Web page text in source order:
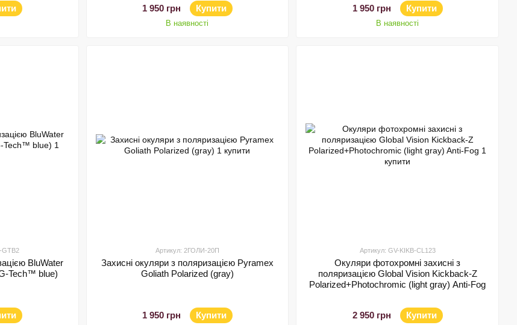
1 950 грн Купити
В наявності
1 950 грн Купити
В наявності
GTB2
BluWater
Tech™ blue)
Артикул: 2ГОЛИ-20П
Захисні окуляри з поляризацією Pyramex
Goliath Polarized (gray)
1 950 грн Купити
Артикул: GV-KIKB-CL123
Окуляри фотохромні захисні з
поляризацією Global Vision Kickback-Z
Polarized+Photochromic (light gray) Anti-Fog
2 950 грн Купити